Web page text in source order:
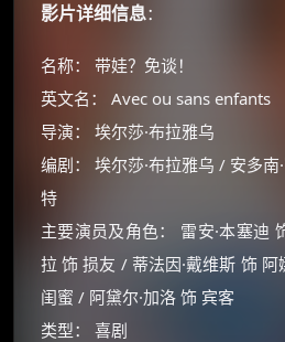
影片详细信息：
名称： 带娃？免谈！
英文名： Avec ou sans enfants
导演： 埃尔莎·布拉雅乌
编剧： 埃尔莎·布拉雅乌 / 安多南
特
主要演员及角色： 雷安·本塞迪
拉 饰 损友 / 蒂法因·戴维斯 饰
闺蜜 / 阿黛尔·加洛 饰 宾客
类型： 喜剧